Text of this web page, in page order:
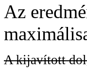
Az
A kijavított